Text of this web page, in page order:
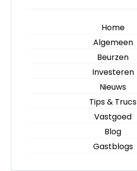
Home
Algemeen
Beurzen
Investeren
Nieuws
Tips & Trucs
Vastgoed
Blog
Gastblogs